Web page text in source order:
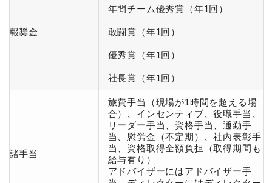
報奨金
年間チーム優秀賞（年1回）
敢闘賞（年1回）
優秀賞（年1回）
社長賞（年1回）
諸手当
旅費手当（現場が1時間を超える場
合）、インセンティブ、役職手当、
リーダー手当、資格手当、通勤手
当、慰労金（不定期）、社内表彰手
当、資格取得全額負担（取得期間も
給与有り）
アドバイザーにはアドバイザー手